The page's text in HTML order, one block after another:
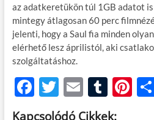
az adatkeretükön túl 1GB adatot
mintegy átlagosan 60 perc
jelenti, hogy a Saul fia minden
elérhető lesz áprilistól, aki
szolgáltatáshoz.
F
ac
T
w
E
m
T
u
Pi
Kapcsolódó Cikkek: